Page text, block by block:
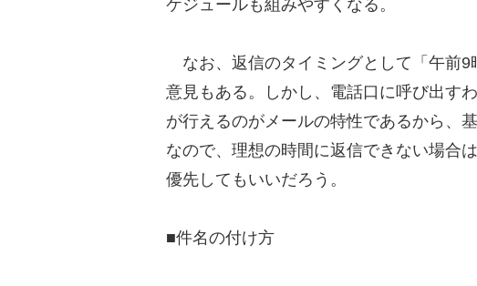
ケジュールも組みやすくなる。
なお、返信のタイミングとして「午前9
意見もある。しかし、電話口に呼び出す
が行えるのがメールの特性であるから、
なので、理想の時間に返信できない場合
優先してもいいだろう。
■件名の付け方